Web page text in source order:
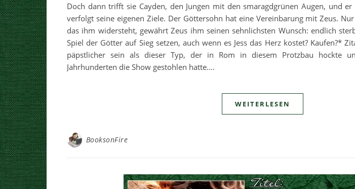
Doch dann trifft sie Cayden, den Jungen mit den smaragdgrünen Augen, und
verfolgt seine eigenen Ziele. Der Göttersohn hat eine Vereinbarung mit Zeus.
das ihm widersteht, gewährt Zeus ihm seinen sehnlichsten Wunsch: endlich
Spiel der Götter auf Sieg setzen, auch wenn es Jess das Herz kostet? Kaufen?*
päpstlicher sein als dieser Typ, der in Rom in diesem Protzbau hockte
Jahrhunderten die Show gestohlen hatte.…
WEITERLESEN
BooksonFire